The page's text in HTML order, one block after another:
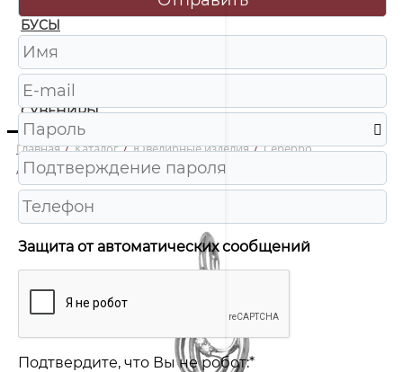
БУСЫ
ЧАСЫ
ШКАТУЛКИ
СУВЕНИРЫ
Главная / Каталог / Ювелирные изделия / Серебро
/
3-1136-001 Подвеска буква Ag 925
Защита от автоматических сообщений
Подтвердите, что Вы не робот:*